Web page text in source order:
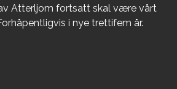
Atterljom fortsatt skal være vårt
i nye trettifem år.